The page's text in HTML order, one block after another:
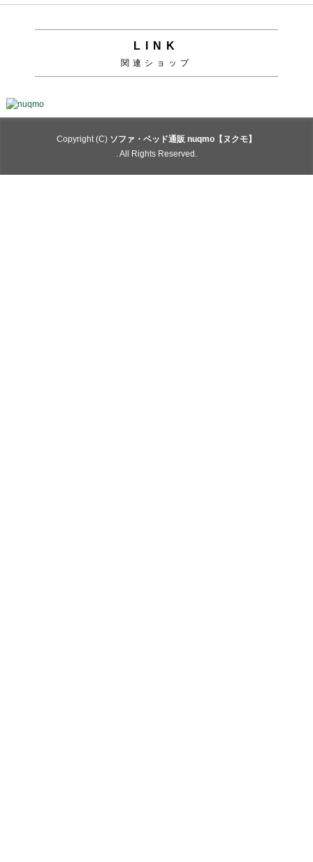
LINK
関連ショップ
Copyright (C) ソファ・ベッド通販 nuqmo【ヌクモ】
. All Rights Reserved.